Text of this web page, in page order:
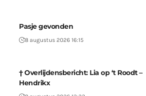
Pasje gevonden
8 augustus 2026 16:15
† Overlijdensbericht: Lia op ‘t Roodt –
Hendrikx